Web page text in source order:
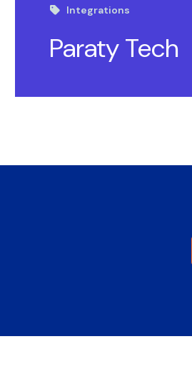
Integrations
Paraty Tech